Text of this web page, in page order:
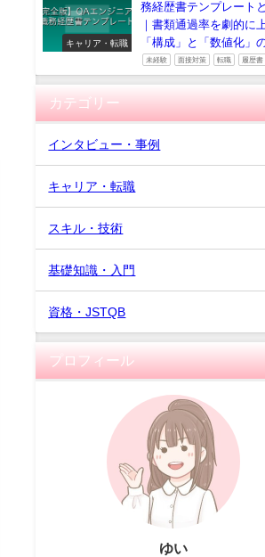
キャリア・転職
務経歴書テンプレート
｜書類通過率を劇的に
「構成」と「数値化」
未経験 面接対策 転職 履歴書
カテゴリー
インタビュー・事例
キャリア・転職
スキル・技術
基礎知識・入門
資格・JSTQB
プロフィール
ゆい